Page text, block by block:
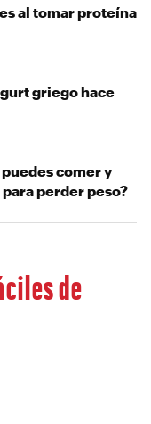
de
al tomar proteína
griego hace
comer y
perder peso?